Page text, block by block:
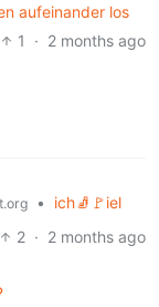
aufeinander los
1
· 2 months ago
•
ich🧦🚩iel
2 · 2 months ago